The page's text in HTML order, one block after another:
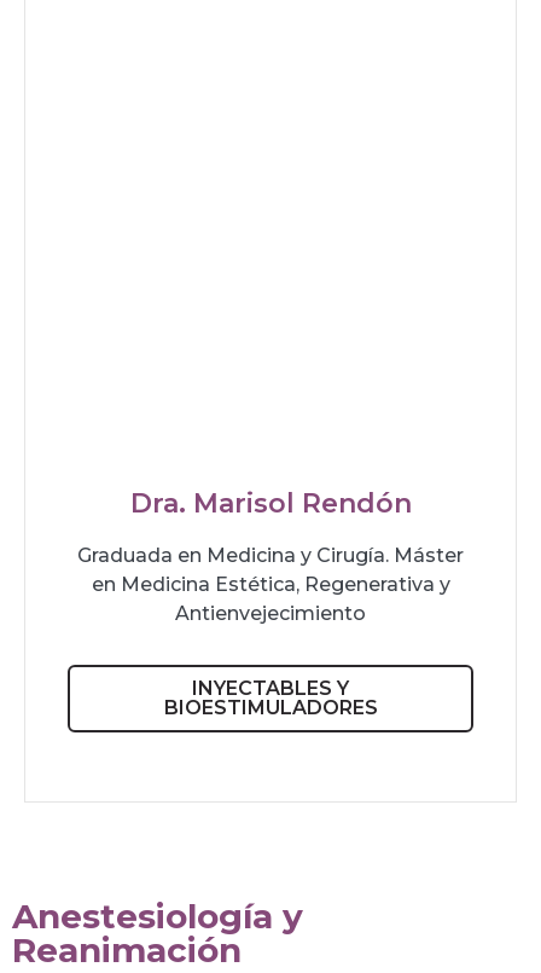
Dra. Marisol Rendón
Graduada en Medicina y Cirugía. Máster
en Medicina Estética, Regenerativa y
Antienvejecimiento
INYECTABLES Y
BIOESTIMULADORES
Anestesiología y
Reanimación